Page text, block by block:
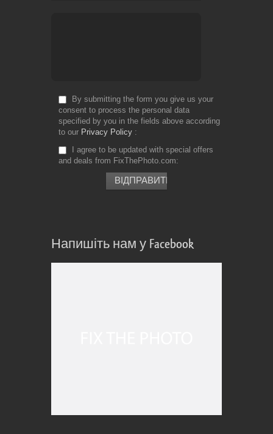
By submitting the form you give us your
consent to process the personal data
specified by you in the fields above according
to our Privacy Policy
I agree to be updated with special offers
and deals from FixThePhoto.com
Напишіть нам у Facebook